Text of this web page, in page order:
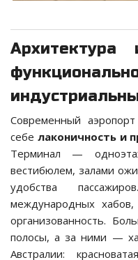
Архитектура
Современный
себе лаконичность и
Терминал —
вестибюлем, залами
удобства
международных
организованность.
полосы, а за ними —
Австралии: